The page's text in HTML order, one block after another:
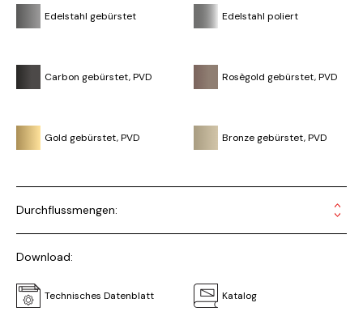
Edelstahl gebürstet Edelstahl poliert
Carbon gebürstet, PVD Rosègold gebürstet, PVD
Gold gebürstet, PVD Bronze gebürstet, PVD
Durchflussmengen:
Download:
Technisches Datenblatt Katalog